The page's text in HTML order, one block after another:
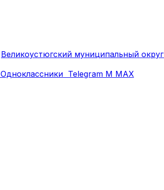
Великоустюгский муниципальный округ
Одноклассники Telegram M MAX